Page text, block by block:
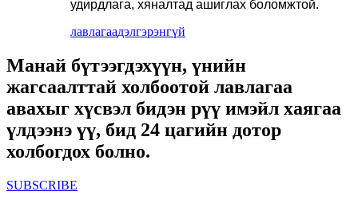
удирдлага, хяналтад ашиглах боломжтой.
лавлагаадэлгэрэнгүй
Манай бүтээгдэхүүн, үнийн
жагсаалттай холбоотой лавлагаа
авахыг хүсвэл бидэн рүү имэйл хаягаа
үлдээнэ үү, бид 24 цагийн дотор
холбогдох болно.
SUBSCRIBE